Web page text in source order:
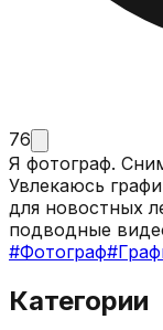
76
Я фотограф.
Увлекаюсь
для новостных
подводные
#Фотограф#
Категории